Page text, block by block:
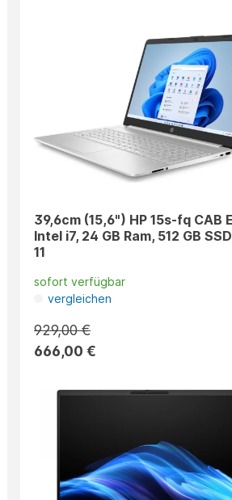
39,6cm (15,6") HP 15s-fq CAB
Intel i7, 24 GB Ram, 512 GB
11
sofort verfügbar
vergleichen
929,00 €
666,00 €